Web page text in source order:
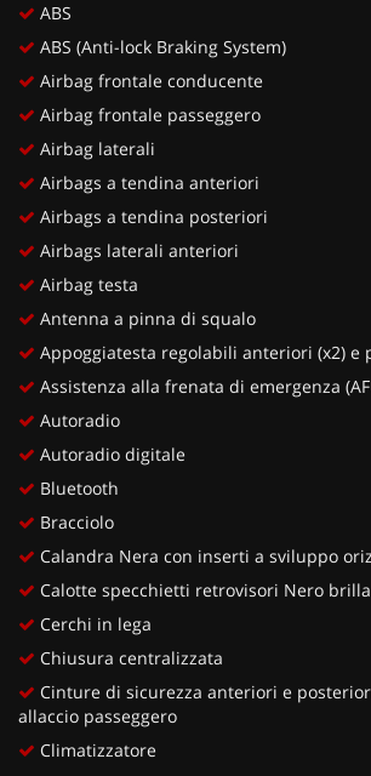
ABS
ABS (Anti-lock Braking System)
Airbag frontale conducente
Airbag frontale passeggero
Airbag laterali
Airbags a tendina anteriori
Airbags a tendina posteriori
Airbags laterali anteriori
Airbag testa
Antenna a pinna di squalo
Appoggiatesta regolabili anteriori (x2) e
Assistenza alla frenata di emergenza
Autoradio
Autoradio digitale
Bluetooth
Bracciolo
Calandra Nera con inserti a sviluppo
Calotte specchietti retrovisori Nero
Cerchi in lega
Chiusura centralizzata
Cinture di sicurezza anteriori e
allaccio passeggero
Climatizzatore